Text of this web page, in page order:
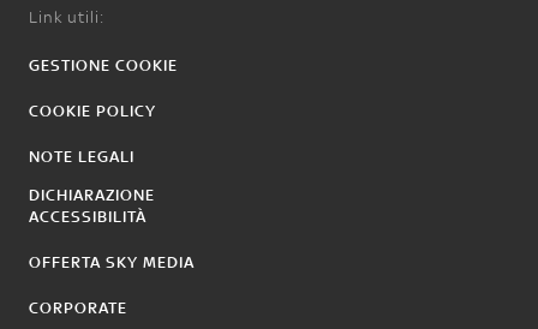
Link utili:
GESTIONE COOKIE
COOKIE POLICY
NOTE LEGALI
DICHIARAZIONE
ACCESSIBILITÀ
OFFERTA SKY MEDIA
CORPORATE